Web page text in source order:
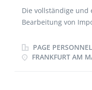
Die vollständige und
Bearbeitung von
Empfänger Stetige
Dienstleistern und
PAGE
FRANKFURT AM